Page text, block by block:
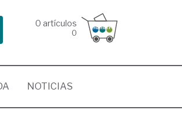
0 artículos
0
NOTICIAS